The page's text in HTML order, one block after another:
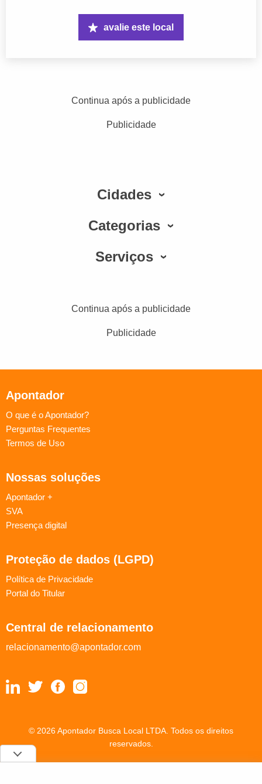
avalie este local
Continua após a publicidade
Publicidade
Cidades
Categorias
Serviços
Continua após a publicidade
Publicidade
Apontador
O que é o Apontador?
Perguntas Frequentes
Termos de Uso
Nossas soluções
Apontador +
SVA
Presença digital
Proteção de dados (LGPD)
Política de Privacidade
Portal do Titular
Central de relacionamento
relacionamento@apontador.com
© 2026 Apontador Busca Local LTDA. Todos os direitos
reservados.